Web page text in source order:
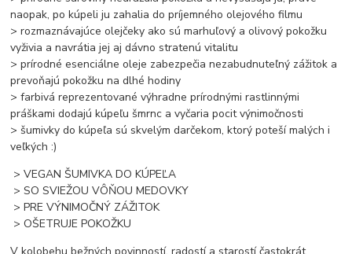
naopak, po kúpeli ju zahalia do príjemného olejového filmu
> rozmaznávajúce olejčeky ako sú marhuľový a olivový pokožku
vyživia a navrátia jej aj dávno stratenú vitalitu
> prírodné esenciálne oleje zabezpečia nezabudnuteľný zážitok a
prevoňajú pokožku na dlhé hodiny
> farbivá reprezentované výhradne prírodnými rastlinnými
práškami dodajú kúpeľu šmrnc a vyčaria pocit výnimočnosti
> šumivky do kúpeľa sú skvelým darčekom, ktorý poteší malých i
veľkých :)
> VEGAN ŠUMIVKA DO KÚPEĽA
> SO SVIEŽOU VÔŇOU MEDOVKY
> PRE VÝNIMOČNÝ ZÁŽITOK
> OŠETRUJE POKOŽKU